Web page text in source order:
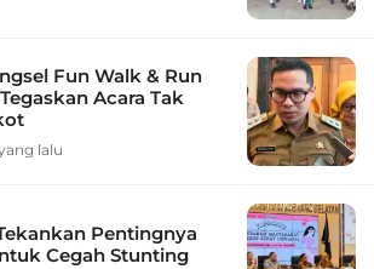
Fun Walk & Run
Acara Tak
lalu
Pentingnya
Cegah Stunting